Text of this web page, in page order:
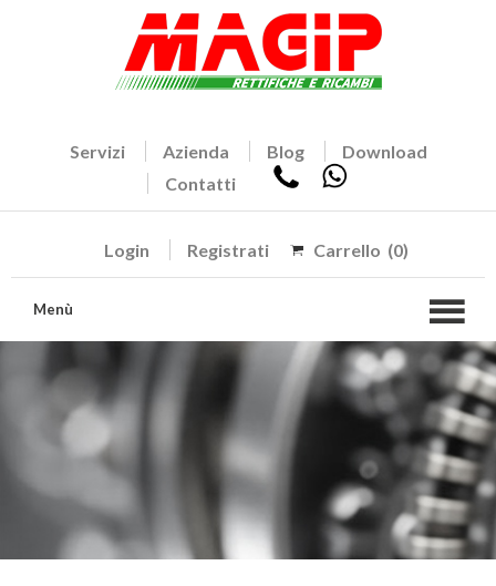
Servizi Azienda Blog
Download
Contatti
Login Registrati Carrello (0)
Menù